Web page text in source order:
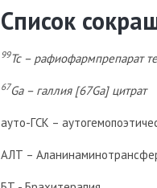
Список
99Tc – рафиофармпрепарат
67Ga – галлия [67Ga] цитрат
ауто-ГСК –
AЛТ –